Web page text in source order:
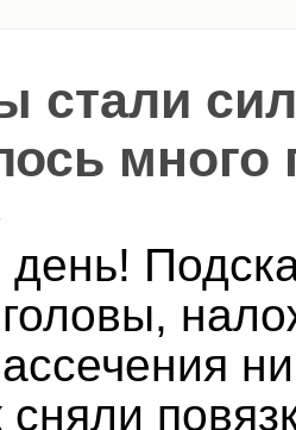
стали
много
сняли